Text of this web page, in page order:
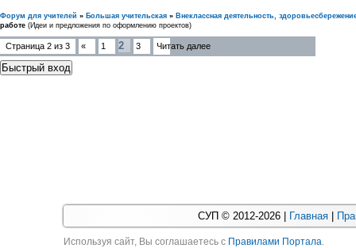
Форум для учителей » Большая учительская » Внеклассная деятельность,
работе (Идеи и предложения по оформлению проектов)
Страница 2 из 3 « 1 2 3 Читать далее
СУП © 2012-2026 | Главная
Используя cайт, Вы соглашаетесь с Правилами Портала.